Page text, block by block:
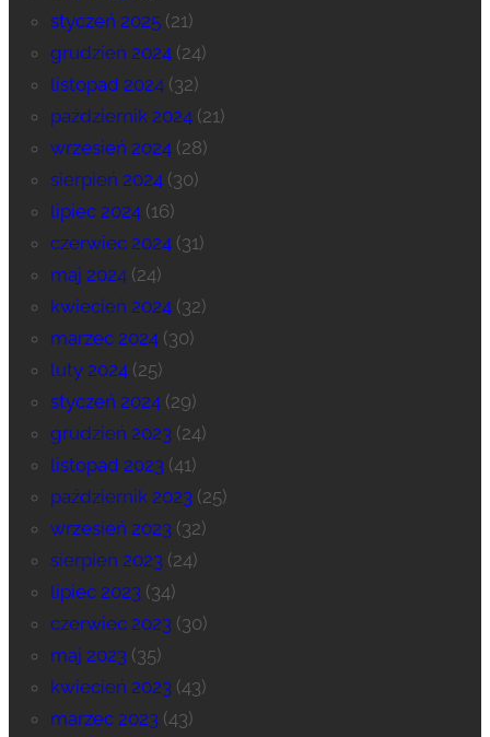
styczeń 2025(21)
grudzień 2024(24)
listopad 2024(32)
październik 2024(21)
wrzesień 2024(28)
sierpień 2024(30)
lipiec 2024(16)
czerwiec 2024(31)
maj 2024(24)
kwiecień 2024(32)
marzec 2024(30)
luty 2024(25)
styczeń 2024(29)
grudzień 2023(24)
listopad 2023(41)
październik 2023(25)
wrzesień 2023(32)
sierpień 2023(24)
lipiec 2023(34)
czerwiec 2023(30)
maj 2023(35)
kwiecień 2023(43)
marzec 2023(43)